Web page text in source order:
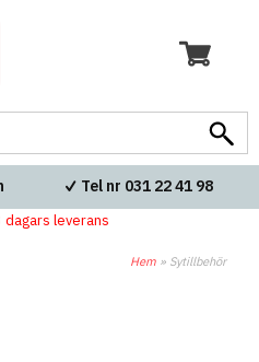
Blixtsnabba leveranser
dagars leverans
Hem » Sytillbehör